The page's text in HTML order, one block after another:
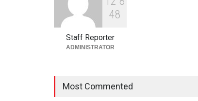
পোশাক শিল্পে নতুন উদ্যোগ
48
Staff Reporter
ADMINISTRATOR
Most Commented